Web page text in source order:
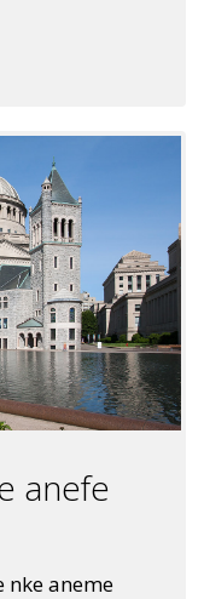
anefe
nke aneme